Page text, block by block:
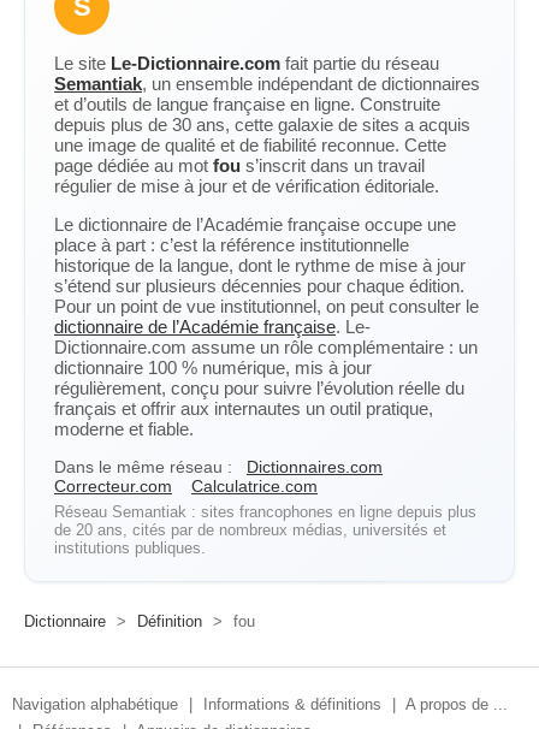
S
Le site Le-Dictionnaire.com fait partie du réseau
Semantiak, un ensemble indépendant de dictionnaires
et d’outils de langue française en ligne. Construite
depuis plus de 30 ans, cette galaxie de sites a acquis
une image de qualité et de fiabilité reconnue. Cette
page dédiée au mot fou s’inscrit dans un travail
régulier de mise à jour et de vérification éditoriale.
Le dictionnaire de l’Académie française occupe une
place à part : c’est la référence institutionnelle
historique de la langue, dont le rythme de mise à jour
s’étend sur plusieurs décennies pour chaque édition.
Pour un point de vue institutionnel, on peut consulter le
dictionnaire de l’Académie française. Le-
Dictionnaire.com assume un rôle complémentaire : un
dictionnaire 100 % numérique, mis à jour
régulièrement, conçu pour suivre l’évolution réelle du
français et offrir aux internautes un outil pratique,
moderne et fiable.
Dans le même réseau :
Dictionnaires.com
Correcteur.com
Calculatrice.com
Réseau Semantiak : sites francophones en ligne depuis plus
de 20 ans, cités par de nombreux médias, universités et
institutions publiques.
Dictionnaire > Définition > fou
Navigation alphabétique Informations & définitions
A propos de ...